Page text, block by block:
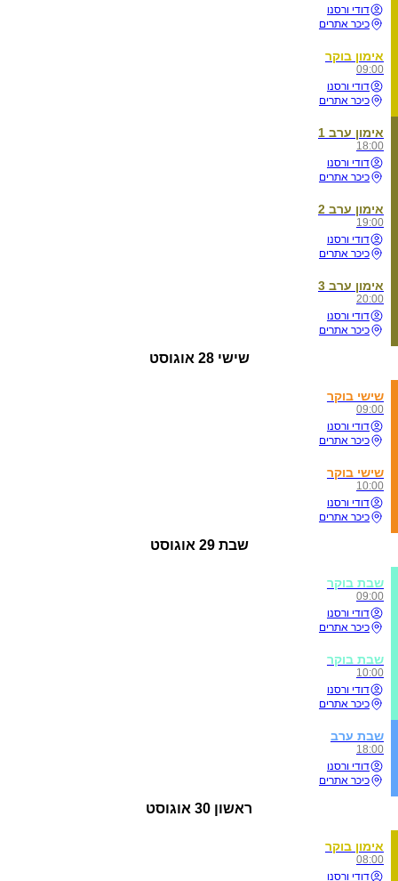
דודי ורסנו
כיכר אתרים
אימון בוקר
09:00
דודי ורסנו
כיכר אתרים
אימון ערב 1
18:00
דודי ורסנו
כיכר אתרים
אימון ערב 2
19:00
דודי ורסנו
כיכר אתרים
אימון ערב 3
20:00
דודי ורסנו
כיכר אתרים
שישי 28 אוגוסט
שישי בוקר
09:00
דודי ורסנו
כיכר אתרים
שישי בוקר
10:00
דודי ורסנו
כיכר אתרים
שבת 29 אוגוסט
שבת בוקר
09:00
דודי ורסנו
כיכר אתרים
שבת בוקר
10:00
דודי ורסנו
כיכר אתרים
שבת ערב
18:00
דודי ורסנו
כיכר אתרים
ראשון 30 אוגוסט
אימון בוקר
08:00
דודי ורסנו